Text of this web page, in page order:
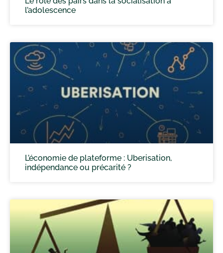
l’adolescence
L’économie de plateforme : Uberisation,
indépendance ou précarité ?